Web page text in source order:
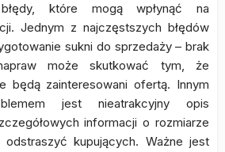
które mogą wpłynąć na
Jednym z najczęstszych błędów
sukni do sprzedaży – brak
może skutkować tym, że
będą zainteresowani ofertą. Innym
jest nieatrakcyjny opis
informacji o rozmiarze
kupujących. Ważne jest